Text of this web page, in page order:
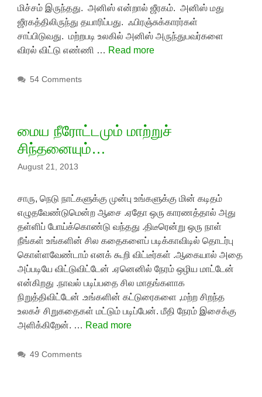
மிச்சம் இருந்தது. அனிஸ் என்றால் ஜீரகம். அனிஸ் மது
ஜீரகத்திலிருந்து தயாரிப்பது. ஃபிரஞ்சுக்காரர்கள்
சாப்பிடுவது. மற்றபடி உலகில் அனிஸ் அருந்துபவர்களை
விரல் விட்டு எண்ணி … Read more
54 Comments
மைய நீரோட்டமும் மாற்றுச்
சிந்தனையும்…
August 21, 2013
சாரு, நெடு நாட்களுக்கு முன்பு உங்களுக்கு மின் கடிதம்
எழுதவேண்டுமென்ற ஆசை .ஏதோ ஒரு காரணத்தால் அது
தள்ளிப் போய்க்கொண்டு வந்தது .திடீரென்று ஒரு நாள்
நீங்கள் உங்களின் சில கதைகளைப் படிக்காவிடில் தொடர்பு
கொள்ளவேண்டாம் எனக் கூறி விட்டீர்கள் .ஆகையால் அதை
அப்படியே விட்டுவிட்டேன் .ஏனெனில் நேரம் ஒழிய மாட்டேன்
என்கிறது .நாவல் படிப்பதை சில மாதங்களாக
நிறுத்திவிட்டேன் .உங்களின் கட்டுரைகளை ,மற்ற சிறந்த
உலகச் சிறுகதைகள் மட்டும் படிப்பேன். மீதி நேரம் இசைக்கு
அளிக்கிறேன். … Read more
49 Comments